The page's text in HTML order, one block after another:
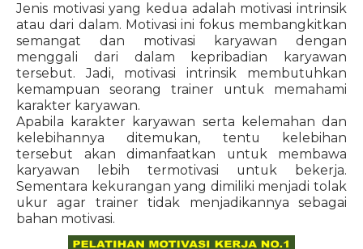
Jenis motivasi yang kedua adalah motivasi intrinsik
atau dari dalam. Motivasi ini fokus membangkitkan
semangat dan motivasi karyawan dengan
menggali dari dalam kepribadian karyawan
tersebut. Jadi, motivasi intrinsik membutuhkan
kemampuan seorang trainer untuk memahami
karakter karyawan.
Apabila karakter karyawan serta kelemahan dan
kelebihannya ditemukan, tentu kelebihan
tersebut akan dimanfaatkan untuk membawa
karyawan lebih termotivasi untuk bekerja.
Sementara kekurangan yang dimiliki menjadi tolak
ukur agar trainer tidak menjadikannya sebagai
bahan motivasi.